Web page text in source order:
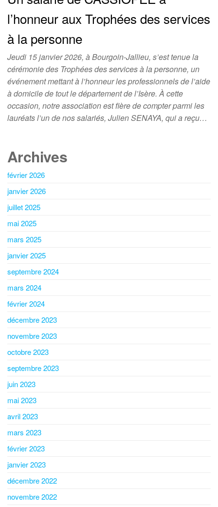
l’honneur aux Trophées des services
à la personne
Jeudi 15 janvier 2026, à Bourgoin-Jallieu, s’est tenue la
cérémonie des Trophées des services à la personne, un
événement mettant à l’honneur les professionnels de l’aide
à domicile de tout le département de l’Isère. À cette
occasion, notre association est fière de compter parmi les
lauréats l’un de nos salariés, Julien SENAYA, qui a reçu…
Archives
février 2026
janvier 2026
juillet 2025
mai 2025
mars 2025
janvier 2025
septembre 2024
mars 2024
février 2024
décembre 2023
novembre 2023
octobre 2023
septembre 2023
juin 2023
mai 2023
avril 2023
mars 2023
février 2023
janvier 2023
décembre 2022
novembre 2022